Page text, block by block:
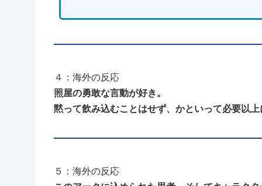
４：海外の反応
照屋の勇敢な言動が好き。
黙って飲み込むことはせず、かといって必要以
５：海外の反応